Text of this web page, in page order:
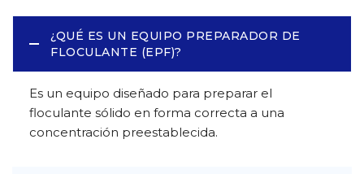
¿QUÉ ES UN EQUIPO PREPARADOR DE
FLOCULANTE (EPF)?
Es un equipo diseñado para preparar el
floculante sólido en forma correcta a una
concentración preestablecida.